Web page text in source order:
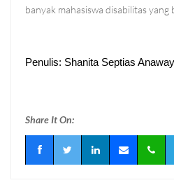
banyak mahasiswa disabilitas yang
Penulis: Shanita Septias Anaway
Share It On: